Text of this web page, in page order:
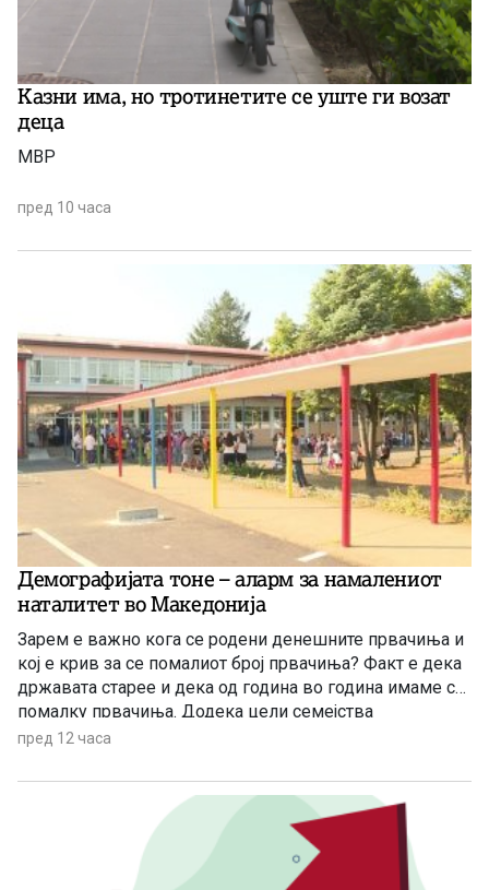
Казни има, но тротинетите се уште ги возат
деца
МВР
пред 10 часа
Демографијата тоне – аларм за намалениот
наталитет во Македонија
Зарем е важно кога се родени денешните првачиња и
кој е крив за се помалиот број првачиња? Факт е дека
државата старее и дека од година во година имаме се
помалку првачиња. Додека цели семејства
заминуваат од државата, политичарите си наоѓаат нова
итни мерки за да се спречи одливот на млади.
пред 12 часа